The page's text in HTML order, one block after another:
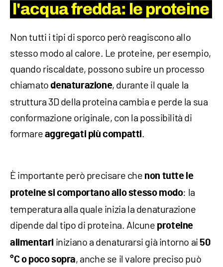
l'acqua fredda: le proteine
Non tutti i tipi di sporco però reagiscono allo
stesso modo al calore. Le proteine, per esempio,
quando riscaldate, possono subire un processo
chiamatodenaturazione, durante il quale la
struttura 3D della proteina cambia e perde la sua
conformazione originale, con la possibilità di
formare aggregati più compatti.
È importante però precisare che non tutte le
proteine si comportano allo stesso modo: la
temperatura alla quale inizia la denaturazione
dipende dal tipo di proteina. Alcune proteine
alimentari iniziano a denaturarsi già intorno ai50
°C o poco sopra, anche se il valore preciso può